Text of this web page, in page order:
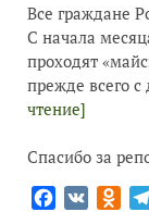
Все граждане
С начала
проходят
прежде всего
чтение]
Спасибо за
Facebook
VK